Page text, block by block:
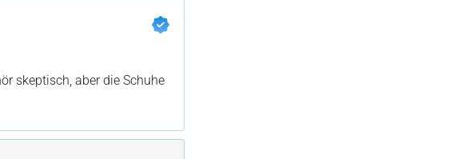
skeptisch, aber die Schuhe